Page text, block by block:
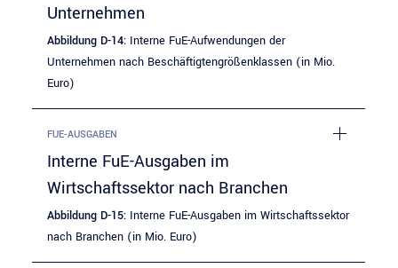
Unternehmen
Abbildung D-14: Interne FuE-Aufwendungen der
Unternehmen nach Beschäftigtengrößenklassen (in Mio.
Euro)
FUE-AUSGABEN
Interne FuE-Ausgaben im
Wirtschaftssektor nach Branchen
Abbildung D-15: Interne FuE-Ausgaben im Wirtschaftssektor
nach Branchen (in Mio. Euro)